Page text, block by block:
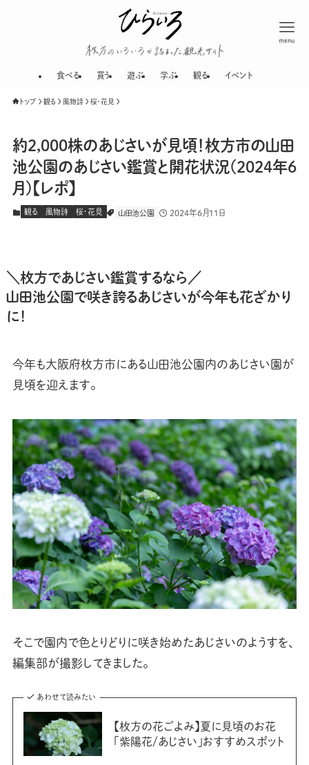
menu
食べる 買う 遊ぶ 学ぶ 観る イベント
トップ 観る 風物詩 桜・花見
約2,000株のあじさいが見頃！枚方市の山田
池公園のあじさい鑑賞と開花状況(2024年6
月)【レポ】
観る 風物詩 桜・花見 山田池公園 2024年6月11日
＼枚方であじさい鑑賞するなら／
山田池公園で咲き誇るあじさいが今年も花ざかり
に！
今年も大阪府枚方市にある山田池公園内のあじさい園が
見頃を迎えます。
そこで園内で色とりどりに咲き始めたあじさいのようすを、
編集部が撮影してきました。
あわせて読みたい
【枚方の花ごよみ】夏に見頃のお花
「紫陽花/あじさい」おすすめスポット